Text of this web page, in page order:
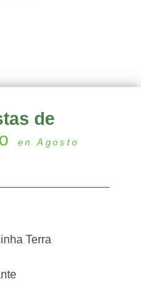
de
en Agosto
Terra